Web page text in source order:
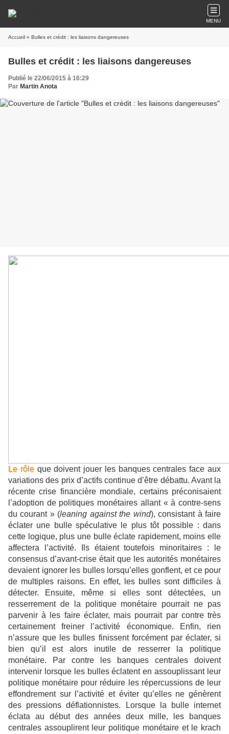
MENU
Accueil » Bulles et crédit : les liaisons dangereuses
Bulles et crédit : les liaisons dangereuses
Publié le 22/06/2015 à 16:29
Par Martin Anota
Le rôle que doivent jouer les banques centrales face aux
variations des prix d’actifs continue d’être débattu. Avant la
récente crise financière mondiale, certains préconisaient
l’adoption de politiques monétaires allant « à contre-sens
du courant » (leaning against the wind), consistant à faire
éclater une bulle spéculative le plus tôt possible : dans
cette logique, plus une bulle éclate rapidement, moins elle
affectera l’activité. Ils étaient toutefois minoritaires : le
consensus d’avant-crise était que les autorités monétaires
devaient ignorer les bulles lorsqu’elles gonflent, et ce pour
de multiples raisons. En effet, les bulles sont difficiles à
détecter. Ensuite, même si elles sont détectées, un
resserrement de la politique monétaire pourrait ne pas
parvenir à les faire éclater, mais pourrait par contre très
certainement freiner l’activité économique. Enfin, rien
n’assure que les bulles finissent forcément par éclater, si
bien qu’il est alors inutile de resserrer la politique
monétaire. Par contre les banques centrales doivent
intervenir lorsque les bulles éclatent en assouplissant leur
politique monétaire pour réduire les répercussions de leur
effondrement sur l’activité et éviter qu’elles ne génèrent
des pressions déflationnistes. Lorsque la bulle internet
éclata au début des années deux mille, les banques
centrales assouplirent leur politique monétaire et le krach